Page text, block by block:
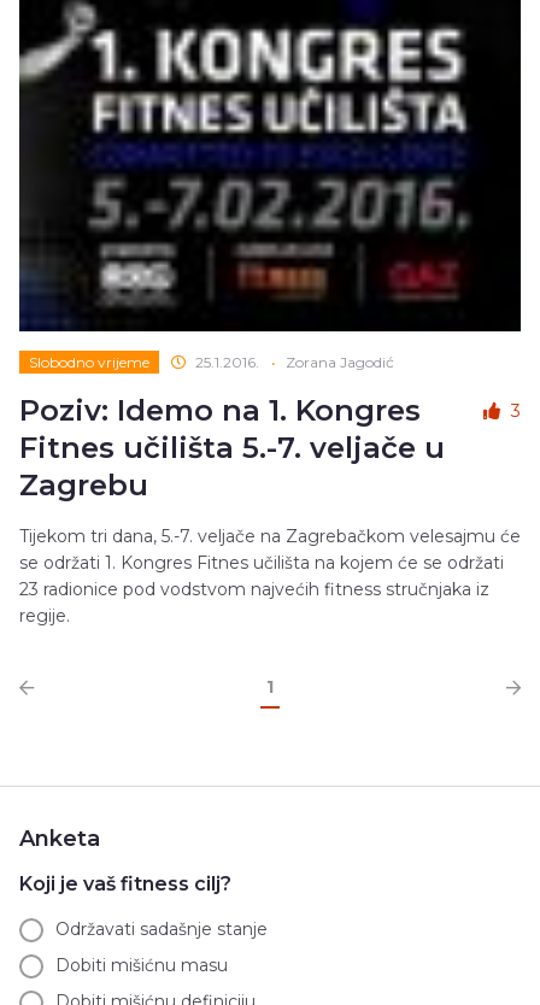
Slobodno vrijeme 25.1.2016. • Zorana Jagodić
Poziv: Idemo na 1. Kongres
Fitnes učilišta 5.-7. veljače u
Zagrebu
3
Tijekom tri dana, 5.-7. veljače na Zagrebačkom velesajmu će
se održati 1. Kongres Fitnes učilišta na kojem će se održati
23 radionice pod vodstvom najvećih fitness stručnjaka iz
regije.
1
Anketa
Koji je vaš fitness cilj?
Održavati sadašnje stanje
Dobiti mišićnu masu